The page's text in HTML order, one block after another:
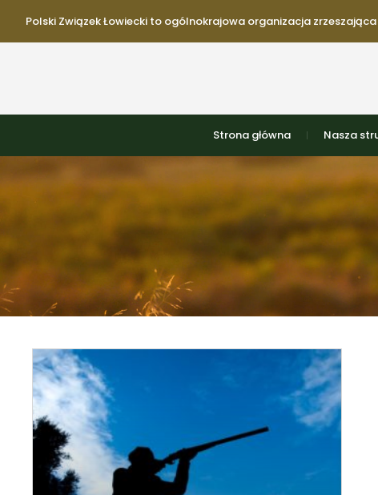
Polski Związek Łowiecki to ogólnokrajowa organizacja zrzeszająca
Strona główna Nasza